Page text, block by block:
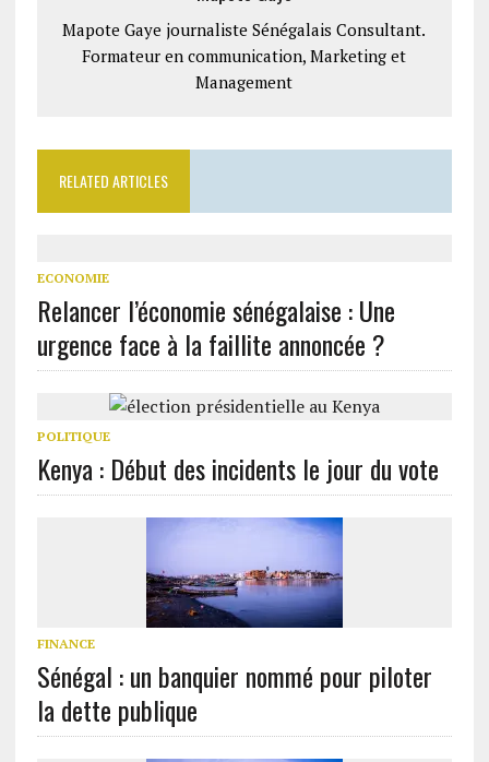
Mapote Gaye journaliste Sénégalais Consultant.
Formateur en communication, Marketing et
Management
RELATED ARTICLES
ECONOMIE
Relancer l’économie sénégalaise : Une
urgence face à la faillite annoncée ?
POLITIQUE
Kenya : Début des incidents le jour du vote
FINANCE
Sénégal : un banquier nommé pour piloter
la dette publique